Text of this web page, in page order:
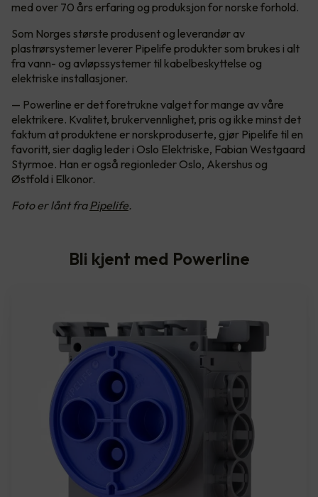
med over 70 års erfaring og produksjon for norske forhold.
Som Norges største produsent og leverandør av
plastrørsystemer leverer Pipelife produkter som brukes i alt
fra vann- og avløpssystemer til kabelbeskyttelse og
elektriske installasjoner.
— Powerline er det foretrukne valget for mange av våre
elektrikere. Kvalitet, brukervennlighet, pris og ikke minst det
faktum at produktene er norskproduserte, gjør Pipelife til en
favoritt, sier daglig leder i Oslo Elektriske, Fabian Westgaard
Styrmoe. Han er også regionleder Oslo, Akershus og
Østfold i Elkonor.
Foto er lånt fraPipelife.
Bli kjent med Powerline